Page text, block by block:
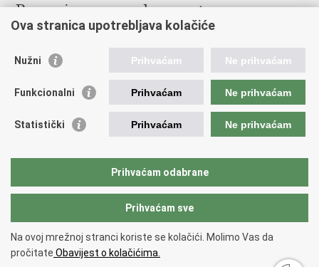
Poveznice pravosudnog sustava
Državno odvjetništvo
Ured za suzbijanje korupcije i organiziranog kriminaliteta
Državnoodvjetničko vijeće
Hrvatska odvjetnička komora
Europski pravosudni portal
Copyright © 2026 Ministarstvo pravosuđa, uprave i digitalne
transformacije Republike Hrvatske.
pristupačnosti.
Ova stranica upotrebljava kolačiće
Nužni Prihvaćam Ne prihvaćam
Funkcionalni Prihvaćam Ne prihvaćam
Statistički Prihvaćam Ne prihvaćam
Prihvaćam odabrane
Prihvaćam sve
Na ovoj mrežnoj stranci koriste se kolačići. Molimo Vas da
pročitate Obavijest o kolačićima.